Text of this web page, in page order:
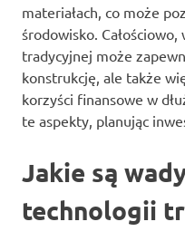
materiałach, co może
środowisko.
tradycyjnej może
konstrukcję, ale także
korzyści finansowe w
te aspekty, planując
Jakie są
technologii